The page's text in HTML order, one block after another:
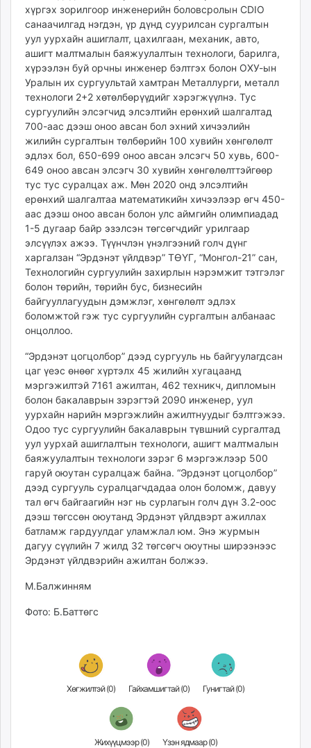
ugluu.mn
urlag.mn
unen.mn
shudarga.mn
shuurhai.mn
unuudur.mn
isee.mn
mglradio.com
fact.mn
itoim.mn
tumen.mn
shuum.mn
times.mn
tvmongolia.mn
mass.mn
unegui.mn
assa.mn
toim.mn
tac.mn
paparazzi.mn
unread.today
хүргэх зорилгоор инженерийн боловсролын CDIO
санаачилгад нэгдэн, үр дүнд суурилсан сургалтын
уул уурхайн ашиглалт, цахилгаан, механик, авто,
ашигт малтмалын баяжуулалтын технологи, барилга,
хүрээлэн буй орчны инженер бэлтгэх болон ОХУ-ын
Уралын их сургуультай хамтран Металлурги, металл
технологи 2+2 хөтөлбөрүүдийг хэрэгжүүлнэ. Тус
сургуулийн элсэгчид элсэлтийн ерөнхий шалгалтад
700-аас дээш оноо авсан бол эхний хичээлийн
жилийн сургалтын төлбөрийн 100 хувийн хөнгөлөлт
эдлэх бол, 650-699 оноо авсан элсэгч 50 хувь, 600-
649 оноо авсан элсэгч 30 хувийн хөнгөлөлттэйгөөр
тус тус суралцах аж. Мөн 2020 онд элсэлтийн
ерөнхий шалгалтаа математикийн хичээлээр өгч 450-
аас дээш оноо авсан болон улс аймгийн олимпиадад
1-5 дугаар байр эзэлсэн төгсөгчдийг урилгаар
элсүүлэх ажээ. Түүнчлэн үнэлгээний голч дүнг
харгалзан “Эрдэнэт үйлдвэр” ТӨҮГ, “Монгол-21” сан,
Технологийн сургуулийн захирлын нэрэмжит тэтгэлэг
болон төрийн, төрийн бус, бизнесийн
байгууллагуудын дэмжлэг, хөнгөлөлт эдлэх
боломжтой гэж тус сургуулийн сургалтын албанаас
онцоллоо.
“Эрдэнэт цогцолбор” дээд сургууль нь байгуулагдсан
цаг үеэс өнөөг хүртэлх 45 жилийн хугацаанд
мэргэжилтэй 7161 ажилтан, 462 техникч, дипломын
болон бакалаврын зэрэгтэй 2090 инженер, уул
уурхайн нарийн мэргэжлийн ажилтнуудыг бэлтгэжээ.
Одоо тус сургуулийн бакалаврын түвшний сургалтад
уул уурхай ашиглалтын технологи, ашигт малтмалын
баяжуулалтын технологи зэрэг 6 мэргэжлээр 500
гаруй оюутан суралцаж байна. “Эрдэнэт цогцолбор”
дээд сургууль суралцагчдадаа олон боломж, давуу
тал өгч байгаагийн нэг нь сурлагын голч дүн 3.2-оос
дээш төгссөн оюутанд Эрдэнэт үйлдвэрт ажиллах
батламж гардуулдаг уламжлал юм. Энэ журмын
дагуу сүүлийн 7 жилд 32 төгсөгч оюутны ширээнээс
Эрдэнэт үйлдвэрийн ажилтан болжээ.
М.Балжинням
Фото: Б.Баттөгс
Хөгжилтэй (0) Гайхамшигтай (0) Гунигтай (0)
Жихүүцмээр (0) Үзэн ядмаар (0)